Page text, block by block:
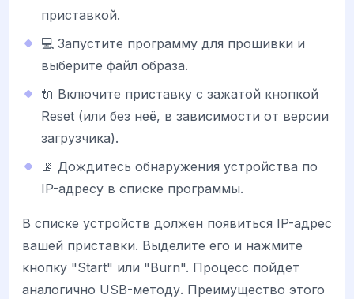
приставкой.
💻 Запустите программу для прошивки и
выберите файл образа.
🔌 Включите приставку с зажатой кнопкой
Reset (или без неё, в зависимости от версии
загрузчика).
📡 Дождитесь обнаружения устройства по
IP-адресу в списке программы.
В списке устройств должен появиться IP-адрес
вашей приставки. Выделите его и нажмите
кнопку "Start" или "Burn". Процесс пойдет
аналогично USB-методу. Преимущество этого